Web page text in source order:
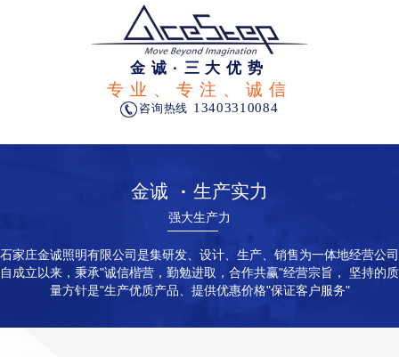
金诚·三大优势
专业、专注、诚信
咨询热线 13403310084
金诚 · 生产实力
强大生产力
石家庄金诚照明有限公司是集研发、设计、生产、销售为一体地经营公司
自成立以来，秉承"诚信楷营，勤勉进取，合作共赢"经营宗旨， 坚持的质
量方针是"生产优质产品、提供优惠价格"保证客户服务"